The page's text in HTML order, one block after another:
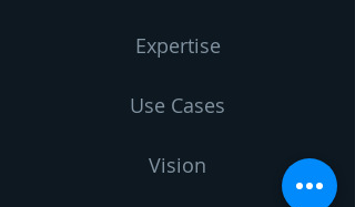
Expertise
Use Cases
Vision